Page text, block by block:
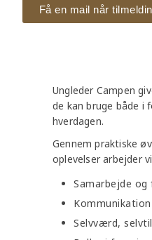
Få en mail når
Ungleder Campen
de kan bruge både i
hverdagen.
Gennem praktiske
oplevelser arbejder
Samarbejde
Selvværd,